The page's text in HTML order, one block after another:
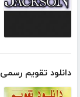
دانلود تقویم رسمی